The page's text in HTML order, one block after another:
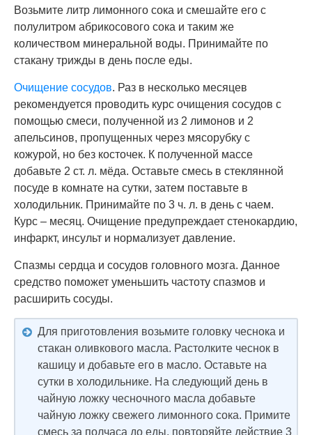
Возьмите литр лимонного сока и смешайте его с
полулитром абрикосового сока и таким же
количеством минеральной воды. Принимайте по
стакану трижды в день после еды.
Очищение сосудов. Раз в несколько месяцев
рекомендуется проводить курс очищения сосудов с
помощью смеси, полученной из 2 лимонов и 2
апельсинов, пропущенных через мясорубку с
кожурой, но без косточек. К полученной массе
добавьте 2 ст. л. мёда. Оставьте смесь в стеклянной
посуде в комнате на сутки, затем поставьте в
холодильник. Принимайте по 3 ч. л. в день с чаем.
Курс – месяц. Очищение предупреждает стенокардию,
инфаркт, инсульт и нормализует давление.
Спазмы сердца и сосудов головного мозга. Данное
средство поможет уменьшить частоту спазмов и
расширить сосуды.
Для приготовления возьмите головку чеснока и
стакан оливкового масла. Растолките чеснок в
кашицу и добавьте его в масло. Оставьте на
сутки в холодильнике. На следующий день в
чайную ложку чесночного масла добавьте
чайную ложку свежего лимонного сока. Примите
смесь за полчаса до еды, повторяйте действие 3